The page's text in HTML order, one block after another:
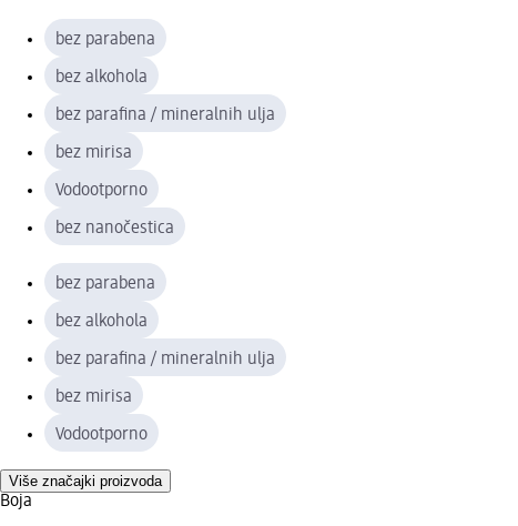
bez parabena
bez alkohola
bez parafina / mineralnih ulja
bez mirisa
Vodootporno
bez nanočestica
bez parabena
bez alkohola
bez parafina / mineralnih ulja
bez mirisa
Vodootporno
Više značajki proizvoda
Boja